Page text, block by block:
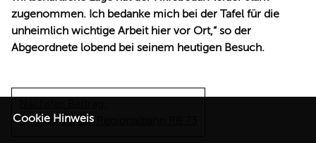
zugenommen. Ich bedanke mich bei der Tafel für die
unheimlich wichtige Arbeit hier vor Ort,“ so der
Abgeordnete lobend bei seinem heutigen Besuch.
Sorgen um die Regionalbahn RB 73
Cookie Hinweis